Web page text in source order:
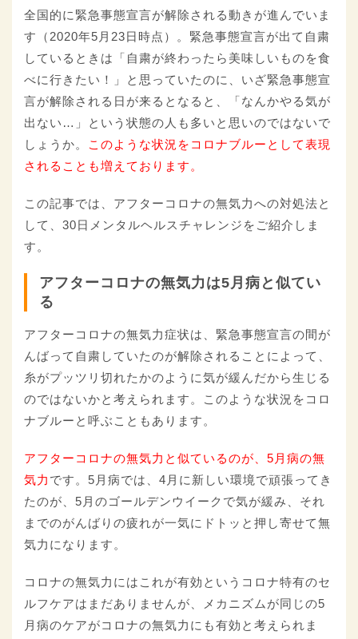
全国的に緊急事態宣言が解除される動きが進んでいま
す（2020年5月23日時点）。緊急事態宣言が出て自粛
しているときは「自粛が終わったら美味しいものを食
べに行きたい！」と思っていたのに、いざ緊急事態宣
言が解除される日が来るとなると、「なんかやる気が
出ない…」という状態の人も多いと思いのではないで
しょうか。
このような状況をコロナブルーとして表現
されることも増えております。
この記事では、アフターコロナの無気力への対処法と
して、30日メンタルヘルスチャレンジをご紹介しま
す。
アフターコロナの無気力は5月病と似てい
る
アフターコロナの無気力症状は、緊急事態宣言の間が
んばって自粛していたのが解除されることによって、
糸がプッツリ切れたかのように気が緩んだから生じる
のではないかと考えられます。このような状況をコロ
ナブルーと呼ぶこともあります。
アフターコロナの無気力と似ているのが、5月病の無
気力 です。5月病では、4月に新しい環境で頑張ってき
たのが、5月のゴールデンウイークで気が緩み、それ
までのがんばりの疲れが一気にドトッと押し寄せて無
気力になります。
コロナの無気力にはこれが有効というコロナ特有のセ
ルフケアはまだありませんが、メカニズムが同じの5
月病のケアがコロナの無気力にも有効と考えられま